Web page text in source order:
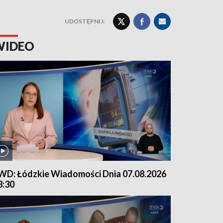
UDOSTĘPNIJ:
Łódzkie Wiadomości Dnia 07.08.2026